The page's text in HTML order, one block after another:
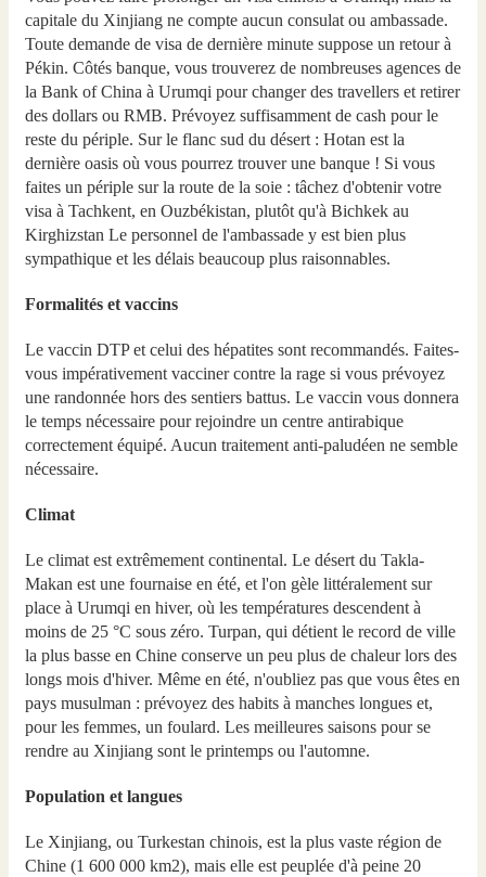
capitale du Xinjiang ne compte aucun consulat ou ambassade.
Toute demande de visa de dernière minute suppose un retour à
Pékin. Côtés banque, vous trouverez de nombreuses agences de
la Bank of China à Urumqi pour changer des travellers et retirer
des dollars ou RMB. Prévoyez suffisamment de cash pour le
reste du périple. Sur le flanc sud du désert : Hotan est la
dernière oasis où vous pourrez trouver une banque ! Si vous
faites un périple sur la route de la soie : tâchez d'obtenir votre
visa à Tachkent, en Ouzbékistan, plutôt qu'à Bichkek au
Kirghizstan Le personnel de l'ambassade y est bien plus
sympathique et les délais beaucoup plus raisonnables.
Formalités et vaccins
Le vaccin DTP et celui des hépatites sont recommandés. Faites-
vous impérativement vacciner contre la rage si vous prévoyez
une randonnée hors des sentiers battus. Le vaccin vous donnera
le temps nécessaire pour rejoindre un centre antirabique
correctement équipé. Aucun traitement anti-paludéen ne semble
nécessaire.
Climat
Le climat est extrêmement continental. Le désert du Takla-
Makan est une fournaise en été, et l'on gèle littéralement sur
place à Urumqi en hiver, où les températures descendent à
moins de 25 °C sous zéro. Turpan, qui détient le record de ville
la plus basse en Chine conserve un peu plus de chaleur lors des
longs mois d'hiver. Même en été, n'oubliez pas que vous êtes en
pays musulman : prévoyez des habits à manches longues et,
pour les femmes, un foulard. Les meilleures saisons pour se
rendre au Xinjiang sont le printemps ou l'automne.
Population et langues
Le Xinjiang, ou Turkestan chinois, est la plus vaste région de
Chine (1 600 000 km2), mais elle est peuplée d'à peine 20